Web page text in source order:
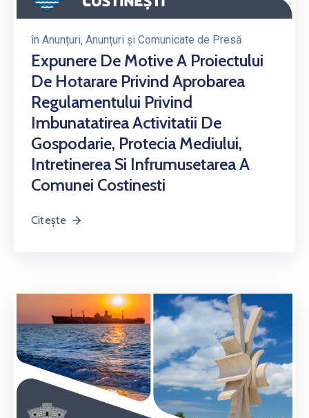
în Anunțuri‚ Anunțuri și Comunicate de Presă
Expunere De Motive A Proiectului
De Hotarare Privind Aprobarea
Regulamentului Privind
Imbunatatirea Activitatii De
Gospodarie, Protecia Mediului,
Intretinerea Si Infrumusetarea A
Comunei Costinesti
Citește